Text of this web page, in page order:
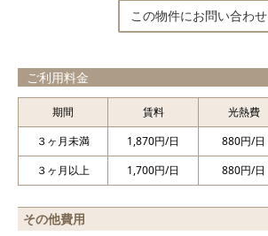
この物件にお問い合わせ
ご利用料金
期間 賃料 光熱費
３ヶ月未満
1,870円/日 880円/日
３ヶ月以上
1,700円/日 880円/日
その他費用